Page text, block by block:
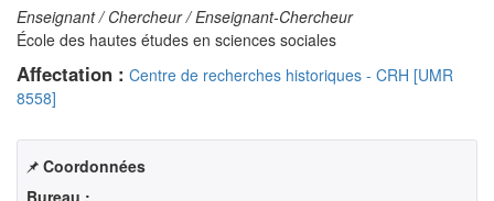
Enseignant / Chercheur / Enseignant-Chercheur
École des hautes études en sciences sociales
Affectation : Centre de recherches historiques - CRH [UMR
8558]
Coordonnées
Bureau :